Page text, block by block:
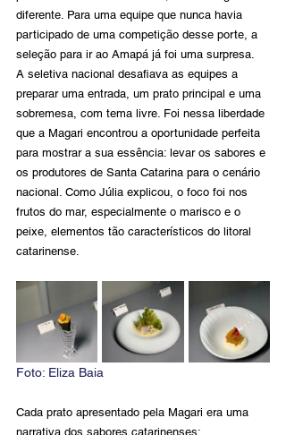
diferente. Para uma equipe que nunca havia
participado de uma competição desse porte, a
seleção para ir ao Amapá já foi uma surpresa.
A seletiva nacional desafiava as equipes a
preparar uma entrada, um prato principal e uma
sobremesa, com tema livre. Foi nessa liberdade
que a Magari encontrou a oportunidade perfeita
para mostrar a sua essência: levar os sabores e
os produtores de Santa Catarina para o cenário
nacional. Como Júlia explicou, o foco foi nos
frutos do mar, especialmente o marisco e o
peixe, elementos tão característicos do litoral
catarinense.
Foto: Eliza Baia
Cada prato apresentado pela Magari era uma
narrativa dos sabores catarinenses: